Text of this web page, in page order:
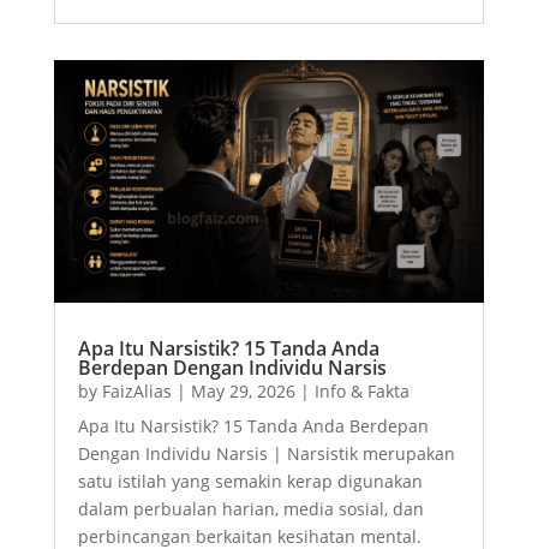
Apa Itu Narsistik? 15 Tanda Anda
Berdepan Dengan Individu Narsis
by FaizAlias | May 29, 2026| Info & Fakta
Apa Itu Narsistik? 15 Tanda Anda Berdepan
Dengan Individu Narsis | Narsistik merupakan
satu istilah yang semakin kerap digunakan
dalam perbualan harian, media sosial, dan
perbincangan berkaitan kesihatan mental.